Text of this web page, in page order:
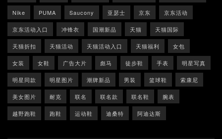
Nike PUMA Saucony 亚瑟士 京东 京东活动
京东活动入口 冲锋衣 国潮新品 天猫 天猫国际
天猫折扣 天猫活动 天猫活动入口 天猫福利 女包
女装 女鞋 广告大片 彪马 徒步鞋 手表 明星写真
明星同款 明星图片 潮牌新品 男装 篮球鞋 索康尼
美女图片 耐克 联名 联名款 联名鞋 腕表
越野跑鞋 跑鞋 运动鞋 迪桑特 阿迪达斯